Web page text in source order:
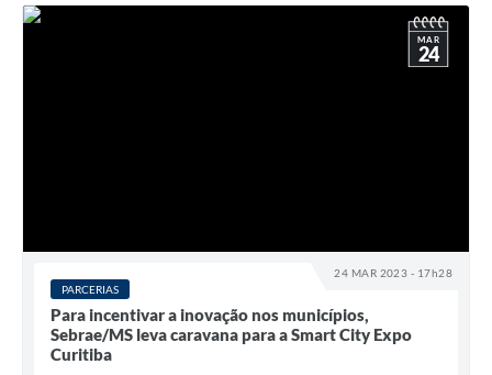
24 MAR 2023 - 17h28
MAR
24
PARCERIAS
Para incentivar a inovação nos municípios,
Sebrae/MS leva caravana para a Smart City Expo
Curitiba